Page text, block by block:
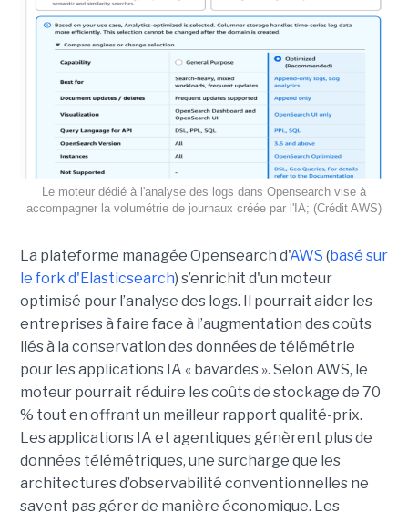
Le moteur dédié à l'analyse des logs dans Opensearch vise à
accompagner la volumétrie de journaux créée par l'IA; (Crédit AWS)
La plateforme managée Opensearch d'AWS (basé sur
le fork d'Elasticsearch) s’enrichit d'un moteur
optimisé pour l’analyse des logs. Il pourrait aider les
entreprises à faire face à l’augmentation des coûts
liés à la conservation des données de télémétrie
pour les applications IA « bavardes ». Selon AWS, le
moteur pourrait réduire les coûts de stockage de 70
% tout en offrant un meilleur rapport qualité-prix.
Les applications IA et agentiques génèrent plus de
données télémétriques, une surcharge que les
architectures d’observabilité conventionnelles ne
savent pas gérer de manière économique. Les